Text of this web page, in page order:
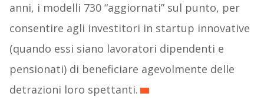
anni, i modelli 730 “aggiornati” sul punto, per
consentire agli investitori in startup innovative
(quando essi siano lavoratori dipendenti e
pensionati) di beneficiare agevolmente delle
detrazioni loro spettanti.